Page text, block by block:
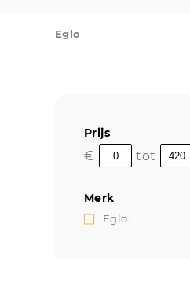
Eglo
Prijs
€ tot
Merk
Eglo